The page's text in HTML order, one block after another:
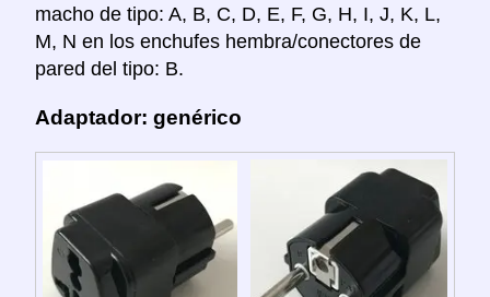
macho de tipo: A, B, C, D, E, F, G, H, I, J, K, L,
M, N en los enchufes hembra/conectores de
pared del tipo: B.
Adaptador: genérico